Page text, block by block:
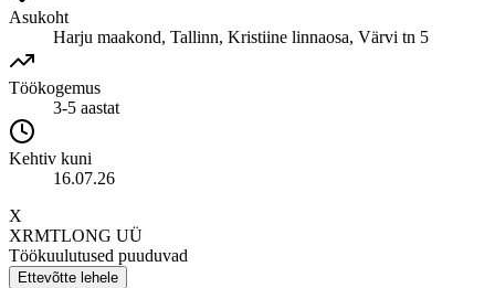
Asukoht
Harju maakond, Tallinn, Kristiine linnaosa, Värvi tn 5
Töökogemus
3-5 aastat
Kehtiv kuni
16.07.26
X
XRMTLONG UÜ
Töökuulutused puuduvad
Ettevõtte lehele